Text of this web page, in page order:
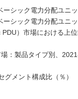
シック電力分配ユニ
シック電力分配ユニッ
）市場における上位
：製品タイプ別、
メント構成比（％）